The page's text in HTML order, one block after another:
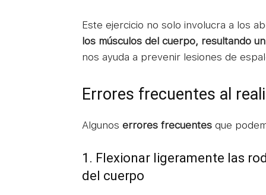
Este ejercicio no solo involucra a los
los músculos del cuerpo, resultando
nos ayuda a prevenir lesiones de
Errores frecuentes al
Algunos errores frecuentes que
1. Flexionar ligeramente las
del cuerpo